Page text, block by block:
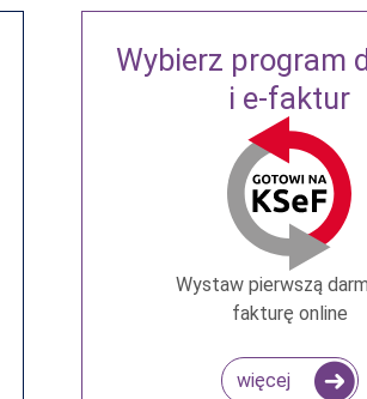
Wybierz program
i e-faktur
Wystaw pierwszą
fakturę online
więcej